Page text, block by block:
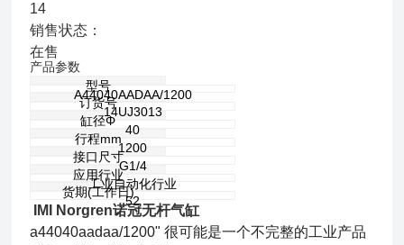
14
销售状态：
在售
产品参数
型号
A44040AADAA/1200
订货号
14UJ3013
缸径Φ
40
行程mm
1200
接口尺寸
G1/4
应用行业
工业自动化行业
货期(工作日)
52
IMI Norgren诺冠无杆气缸
a44040aadaa/1200" 很可能是一个不完整的工业产品